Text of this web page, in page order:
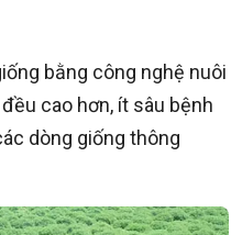
bằng công nghệ nuôi
cao hơn, ít sâu bệnh
dòng giống thông